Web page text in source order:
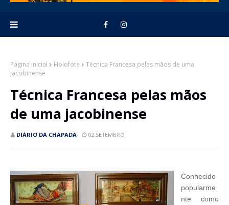
Página inicial Holofote
Técnica Francesa pelas mãos de uma
jacobinense
Técnica Francesa pelas mãos
de uma jacobinense
DIÁRIO DA CHAPADA 02 SETEMBRO
Conhecido
popularme
nte como